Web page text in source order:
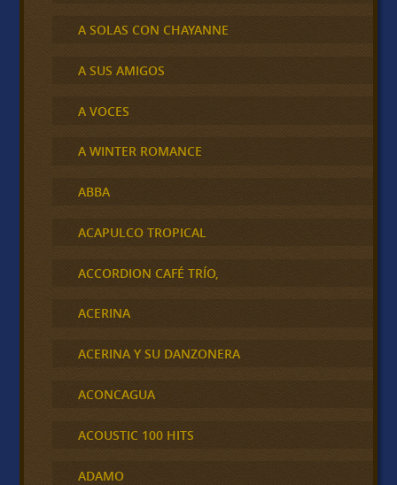
A SOLAS CON CHAYANNE
A SUS AMIGOS
A VOCES
A WINTER ROMANCE
ABBA
ACAPULCO TROPICAL
ACCORDION CAFÉ TRÍO,
ACERINA
ACERINA Y SU DANZONERA
ACONCAGUA
ACOUSTIC 100 HITS
ADAMO